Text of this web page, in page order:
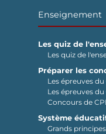
Enseignement
Les quiz de
Les quiz de
Préparer les
Les épreuves du
Les épreuves du
Concours de
Système
Grands